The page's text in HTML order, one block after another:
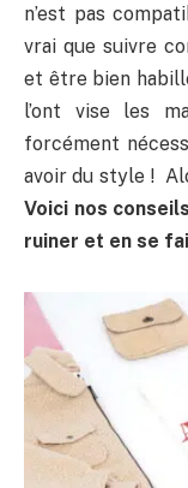
n’est pas
vrai que suivre
et être bien
l’ont vise les
forcément
avoir du style !
Voici nos
ruiner et en se